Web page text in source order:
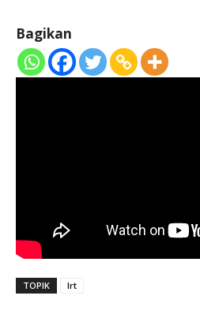
Bagikan
TOPIK lrt